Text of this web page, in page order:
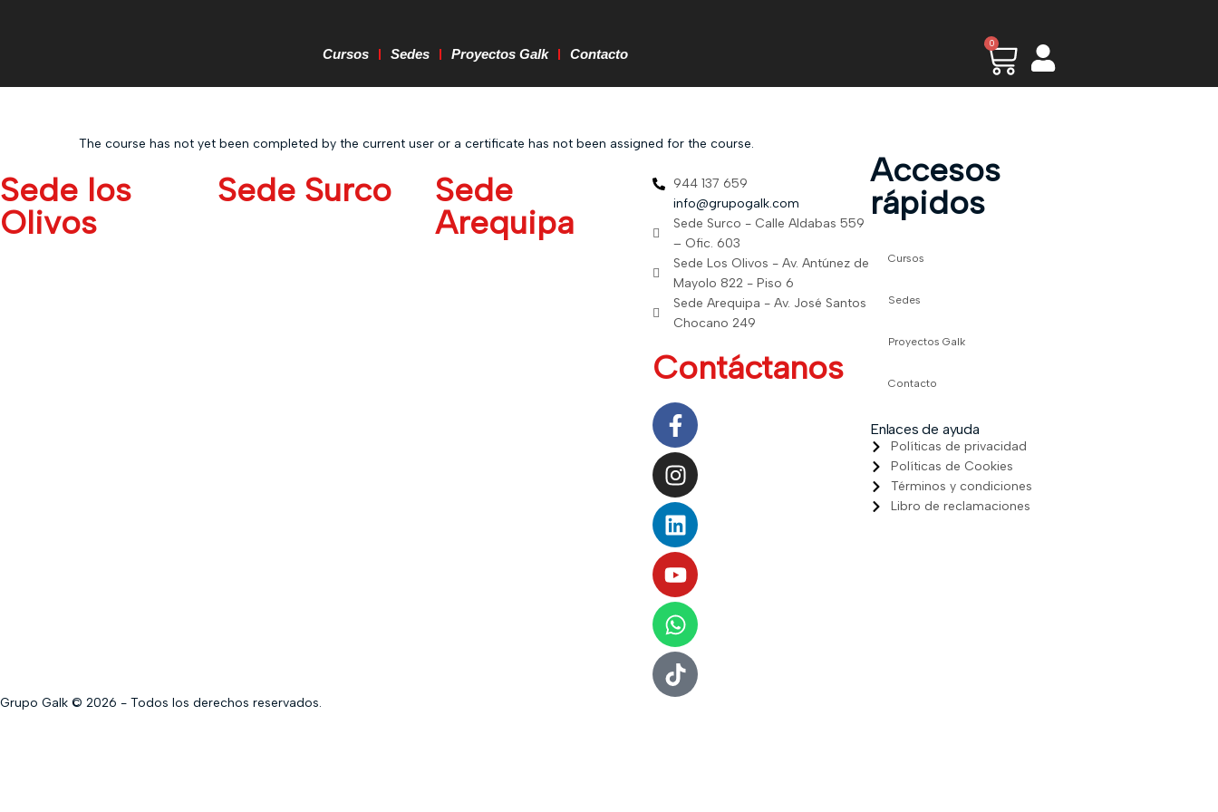
Cursos Sedes Proyectos Galk Contacto
0
The course has not yet been completed by the current user or a certificate has not been assigned for the course.
Sede los
Olivos
Sede Surco
Sede
Arequipa
944 137 659
info@grupogalk.com
Sede Surco - Calle Aldabas 559
– Ofic. 603
Sede Los Olivos - Av. Antúnez de
Mayolo 822 - Piso 6
Sede Arequipa - Av. José Santos
Chocano 249
Contáctanos
Accesos
rápidos
Cursos
Sedes
Proyectos Galk
Contacto
Enlaces de ayuda
Políticas de privacidad
Políticas de Cookies
Términos y condiciones
Libro de reclamaciones
Grupo Galk © 2026 - Todos los derechos reservados.